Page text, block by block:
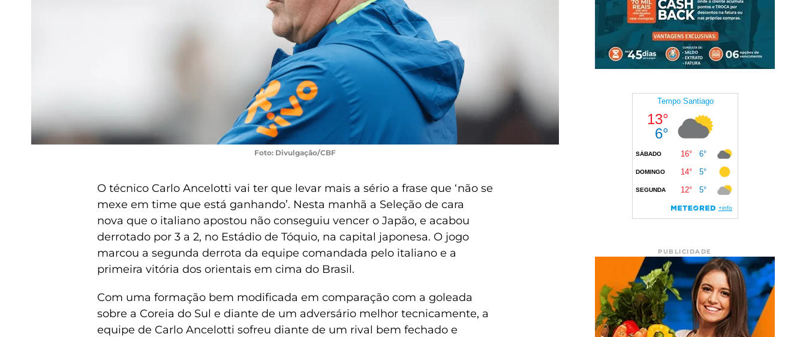
Foto: Divulgação/CBF
O técnico Carlo Ancelotti vai ter que levar mais a sério a frase que ‘não se
mexe em time que está ganhando’. Nesta manhã a Seleção de cara
nova que o italiano apostou não conseguiu vencer o Japão, e acabou
derrotado por 3 a 2, no Estádio de Tóquio, na capital japonesa. O jogo
marcou a segunda derrota da equipe comandada pelo italiano e a
primeira vitória dos orientais em cima do Brasil.
Com uma formação bem modificada em comparação com a goleada
sobre a Coreia do Sul e diante de um adversário melhor tecnicamente, a
equipe de Carlo Ancelotti sofreu diante de um rival bem fechado e
PUBLICIDADE